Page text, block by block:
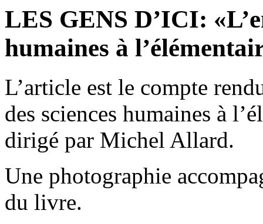
LES GENS D’ICI:
humaines à
L’article est le compte
des sciences humaines à
dirigé par Michel Allard.
Une photographie
du livre.